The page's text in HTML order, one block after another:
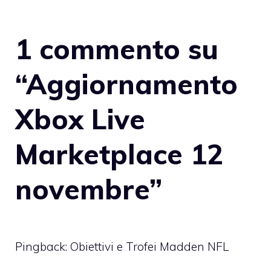
1 commento su
“Aggiornamento
Xbox Live
Marketplace 12
novembre”
Pingback: Obiettivi e Trofei Madden NFL